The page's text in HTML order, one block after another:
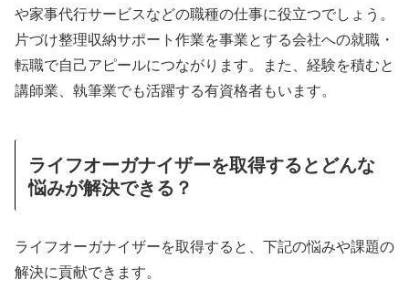
や家事代行サービスなどの職種の仕事に役立つでしょう。
片づけ整理収納サポート作業を事業とする会社への就職・
転職で自己アピールにつながります。また、経験を積むと
講師業、執筆業でも活躍する有資格者もいます。
ライフオーガナイザーを取得するとどんな
悩みが解決できる？
ライフオーガナイザーを取得すると、下記の悩みや課題の
解決に貢献できます。